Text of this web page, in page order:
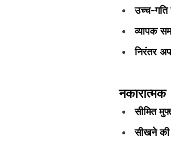
उच्च-
व्यापक
निरंतर
नकारात्मक
सीमित
सीखने